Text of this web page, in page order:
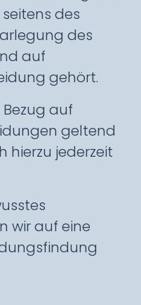
des
des
auf
gehört.
auf
geltend
hierzu jederzeit
wir auf eine